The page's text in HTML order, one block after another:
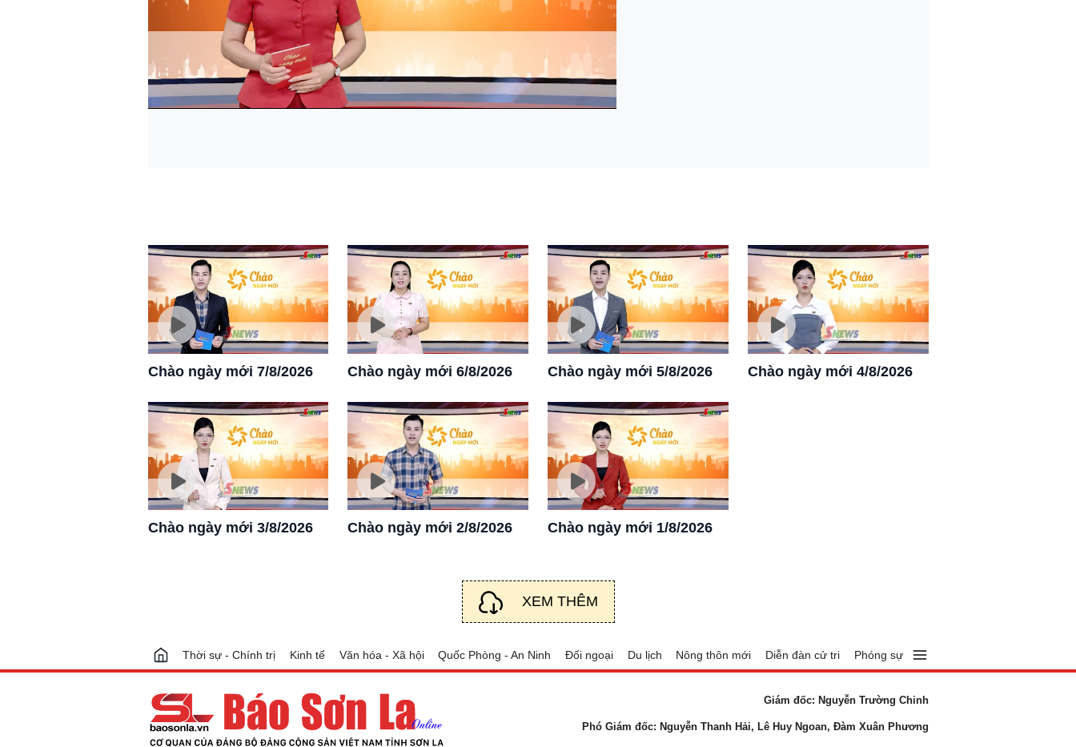
Chào ngày mới 7/8/2026 Chào ngày mới 6/8/2026 Chào ngày mới 5/8/2026 Chào ngày mới 4/8/2026
Chào ngày mới 3/8/2026 Chào ngày mới 2/8/2026 Chào ngày mới 1/8/2026
XEM THÊM
Thời sự - Chính trị Kinh tế Văn hóa - Xã hội Quốc Phòng - An Ninh Đối ngoại Du lịch Nông thôn mới Diễn đàn cử tri Phóng sự
Giám đốc: Nguyễn Trường Chinh
Phó Giám đốc: Nguyễn Thanh Hải, Lê Huy Ngoan, Đàm Xuân Phương